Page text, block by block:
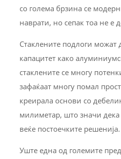
со голема брзина се
наврати, но сепак тоа не е
Стаклените подлоги можат
капацитет како
стаклените се многу
зафаќаат многу помал
креирала основи со
милиметар, што значи
веќе постоечките решенија.
Уште една од големите